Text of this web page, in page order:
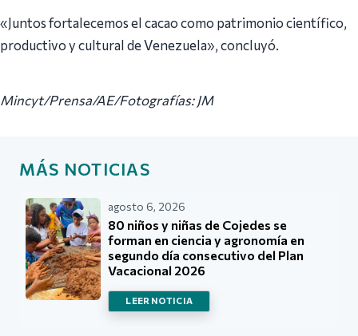
«Juntos fortalecemos el cacao como patrimonio científico,
productivo y cultural de Venezuela», concluyó.
Mincyt/Prensa/AE/Fotografías: JM
MÁS NOTICIAS
agosto 6, 2026
80 niños y niñas de Cojedes se
forman en ciencia y agronomía en
segundo día consecutivo del Plan
Vacacional 2026
LEER NOTICIA